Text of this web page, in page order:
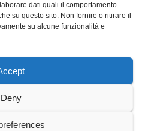
dati quali il comportamento
su questo sito. Non fornire o ritirare il
su alcune funzionalità e
Deny
|Tema: Newspaperex di
studio specialistico bracciano